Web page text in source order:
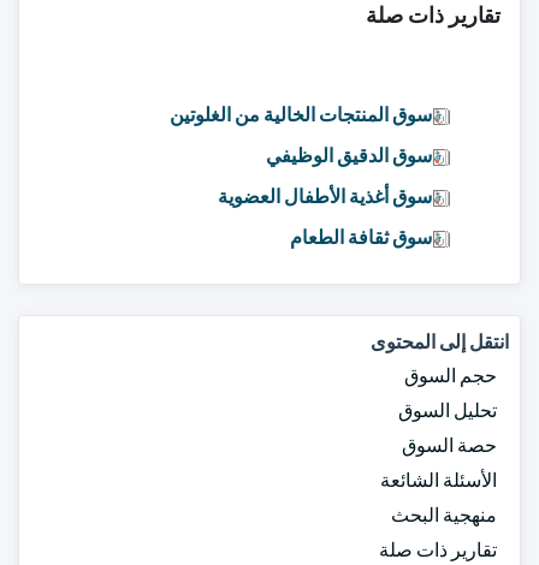
تقارير ذات صلة
سوق المنتجات الخالية من الغلوتين
سوق الدقيق الوظيفي
سوق أغذية الأطفال العضوية
سوق ثقافة الطعام
انتقل إلى المحتوى
حجم السوق
تحليل السوق
حصة السوق
الأسئلة الشائعة
منهجية البحث
تقارير ذات صلة